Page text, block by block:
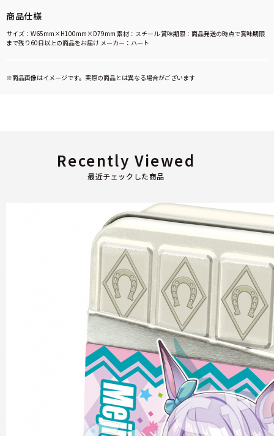
商品仕様
サイズ：W65mm×H100mm×D79mm 素材：スチール 賞味期限：商品発送の時点で賞味期限
まで残り60日以上の商品をお届け メーカー：ハート
※商品画像はイメージです。実際の商品とは異なる場合がございます
最近チェックした商品
Recently Viewed